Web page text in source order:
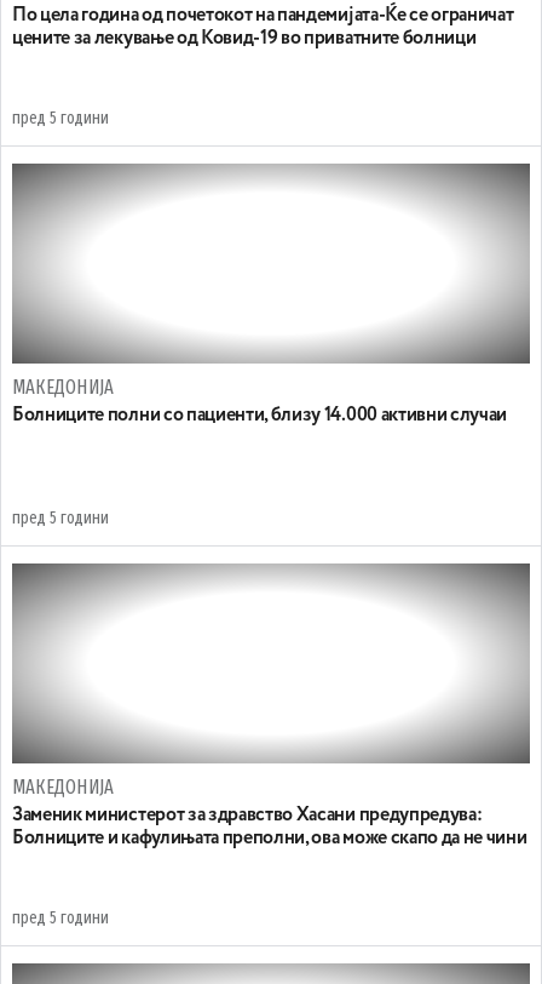
По цела година од почетокот на пандемијата-Ќе се ограничат
цените за лекување од Ковид-19 во приватните болници
пред 5 години
МАКЕДОНИЈА
Болниците полни со пациенти, близу 14.000 активни случаи
пред 5 години
МАКЕДОНИЈА
Заменик министерот за здравство Хасани предупредува:
Болниците и кафулињата преполни, ова може скапо да не чини
пред 5 години